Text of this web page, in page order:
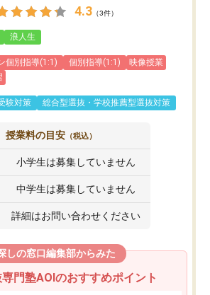
4.3 （3件）
浪人生
個別指導(1:1) 個別指導(1:1)
映像授業
験対策 総合型選抜・学校推薦型選抜対策
授業料の目安 （税込）
小学生は募集していません
中学生は募集していません
詳細はお問い合わせください
しの窓口編集部からみた
門塾AOIのおすすめポイント